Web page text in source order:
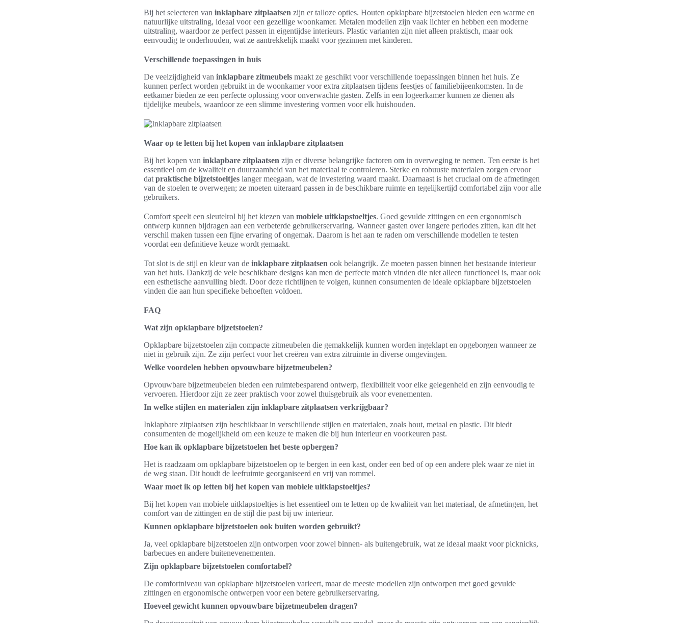
Bij het selecteren van inklapbare zitplaatsen zijn er talloze opties. Houten opklapbare bijzetstoelen bieden een warme en
natuurlijke uitstraling, ideaal voor een gezellige woonkamer. Metalen modellen zijn vaak lichter en hebben een moderne
uitstraling, waardoor ze perfect passen in eigentijdse interieurs. Plastic varianten zijn niet alleen praktisch, maar ook
eenvoudig te onderhouden, wat ze aantrekkelijk maakt voor gezinnen met kinderen.
Verschillende toepassingen in huis
De veelzijdigheid van inklapbare zitmeubels maakt ze geschikt voor verschillende toepassingen binnen het huis. Ze
kunnen perfect worden gebruikt in de woonkamer voor extra zitplaatsen tijdens feestjes of familiebijeenkomsten. In de
eetkamer bieden ze een perfecte oplossing voor onverwachte gasten. Zelfs in een logeerkamer kunnen ze dienen als
tijdelijke meubels, waardoor ze een slimme investering vormen voor elk huishouden.
Waar op te letten bij het kopen van inklapbare zitplaatsen
Bij het kopen van inklapbare zitplaatsen zijn er diverse belangrijke factoren om in overweging te nemen. Ten eerste is het
essentieel om de kwaliteit en duurzaamheid van het materiaal te controleren. Sterke en robuuste materialen zorgen ervoor
dat praktische bijzetstoeltjes langer meegaan, wat de investering waard maakt. Daarnaast is het cruciaal om de afmetingen
van de stoelen te overwegen; ze moeten uiteraard passen in de beschikbare ruimte en tegelijkertijd comfortabel zijn voor alle
gebruikers.
Comfort speelt een sleutelrol bij het kiezen van mobiele uitklapstoeltjes. Goed gevulde zittingen en een ergonomisch
ontwerp kunnen bijdragen aan een verbeterde gebruikerservaring. Wanneer gasten over langere periodes zitten, kan dit het
verschil maken tussen een fijne ervaring of ongemak. Daarom is het aan te raden om verschillende modellen te testen
voordat een definitieve keuze wordt gemaakt.
Tot slot is de stijl en kleur van de inklapbare zitplaatsen ook belangrijk. Ze moeten passen binnen het bestaande interieur
van het huis. Dankzij de vele beschikbare designs kan men de perfecte match vinden die niet alleen functioneel is, maar ook
een esthetische aanvulling biedt. Door deze richtlijnen te volgen, kunnen consumenten de ideale opklapbare bijzetstoelen
vinden die aan hun specifieke behoeften voldoen.
FAQ
Wat zijn opklapbare bijzetstoelen?
Opklapbare bijzetstoelen zijn compacte zitmeubelen die gemakkelijk kunnen worden ingeklapt en opgeborgen wanneer ze
niet in gebruik zijn. Ze zijn perfect voor het creëren van extra zitruimte in diverse omgevingen.
Welke voordelen hebben opvouwbare bijzetmeubelen?
Opvouwbare bijzetmeubelen bieden een ruimtebesparend ontwerp, flexibiliteit voor elke gelegenheid en zijn eenvoudig te
vervoeren. Hierdoor zijn ze zeer praktisch voor zowel thuisgebruik als voor evenementen.
In welke stijlen en materialen zijn inklapbare zitplaatsen verkrijgbaar?
Inklapbare zitplaatsen zijn beschikbaar in verschillende stijlen en materialen, zoals hout, metaal en plastic. Dit biedt
consumenten de mogelijkheid om een keuze te maken die bij hun interieur en voorkeuren past.
Hoe kan ik opklapbare bijzetstoelen het beste opbergen?
Het is raadzaam om opklapbare bijzetstoelen op te bergen in een kast, onder een bed of op een andere plek waar ze niet in
de weg staan. Dit houdt de leefruimte georganiseerd en vrij van rommel.
Waar moet ik op letten bij het kopen van mobiele uitklapstoeltjes?
Bij het kopen van mobiele uitklapstoeltjes is het essentieel om te letten op de kwaliteit van het materiaal, de afmetingen, het
comfort van de zittingen en de stijl die past bij uw interieur.
Kunnen opklapbare bijzetstoelen ook buiten worden gebruikt?
Ja, veel opklapbare bijzetstoelen zijn ontworpen voor zowel binnen- als buitengebruik, wat ze ideaal maakt voor picknicks,
barbecues en andere buitenevenementen.
Zijn opklapbare bijzetstoelen comfortabel?
De comfortniveau van opklapbare bijzetstoelen varieert, maar de meeste modellen zijn ontworpen met goed gevulde
zittingen en ergonomische ontwerpen voor een betere gebruikerservaring.
Hoeveel gewicht kunnen opvouwbare bijzetmeubelen dragen?